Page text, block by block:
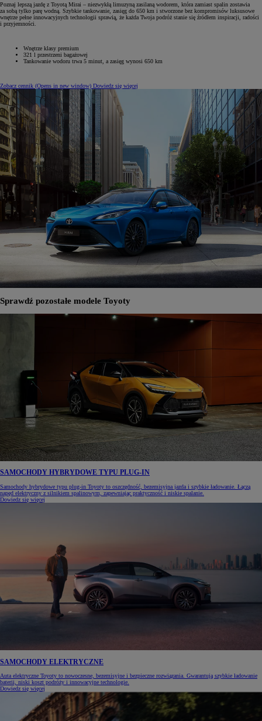
Poznaj lepszą jazdę z Toyotą Mirai – niezwykłą limuzyną zasilaną wodorem, która zamiast spalin zostawia
za sobą tylko parę wodną. Szybkie tankowanie, zasięg do 650 km i stworzone bez kompromisów luksusowe
wnętrze pełne innowacyjnych technologii sprawią, że każda Twoja podróż stanie się źródłem inspiracji, radości
i przyjemności.
Wnętrze klasy premium
321 l przestrzeni bagażowej
Tankowanie wodoru trwa 5 minut, a zasięg wynosi 650 km
Zobacz cennik (Opens in new window) Dowiedz się więcej
Sprawdź pozostałe modele Toyoty
SAMOCHODY HYBRYDOWE TYPU PLUG-IN
Samochody hybrydowe typu plug-in Toyoty to oszczędność, bezemisyjna jazda i szybkie ładowanie. Łączą
napęd elektryczny z silnikiem spalinowym, zapewniając praktyczność i niskie spalanie.
Dowiedz się więcej
SAMOCHODY ELEKTRYCZNE
Auta elektryczne Toyoty to nowoczesne, bezemisyjne i bezpieczne rozwiązania. Gwarantują szybkie ładowanie
baterii, niski koszt podróży i innowacyjne technologie.
Dowiedz się więcej